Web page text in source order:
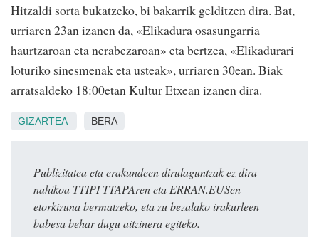
Hitzaldi sorta bukatzeko, bi bakarrik gelditzen dira. Bat,
urriaren 23an izanen da, «Elikadura osasungarria
haurtzaroan eta nerabezaroan» eta bertzea, «Elikadurari
loturiko sinesmenak eta usteak», urriaren 30ean. Biak
arratsaldeko 18:00etan Kultur Etxean izanen dira.
GIZARTEA BERA
Publizitatea eta erakundeen dirulaguntzak ez dira
nahikoa TTIPI-TTAPAren eta ERRAN.EUSen
etorkizuna bermatzeko, eta zu bezalako irakurleen
babesa behar dugu aitzinera egiteko.